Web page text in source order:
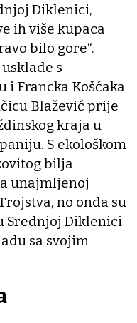
Diklenici,
ih više kupaca
bilo gore“.
s
Francka Košćaka
Blažević prije
kraja u
S ekološkom
bilja
unajmljenoj
no onda su
Srednjoj Diklenici
sa svojim